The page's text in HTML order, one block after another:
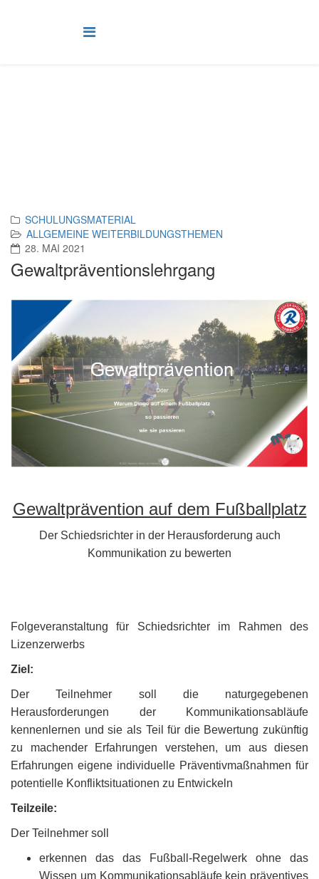
SCHULUNGSMATERIAL
ALLGEMEINE WEITERBILDUNGSTHEMEN
28. MAI 2021
Gewaltpräventionslehrgang
Gewaltprävention auf dem Fußballplatz
Der Schiedsrichter in der Herausforderung auch
Kommunikation zu bewerten
Folgeveranstaltung für Schiedsrichter im Rahmen des
Lizenzerwerbs
Ziel:
Der Teilnehmer soll die naturgegebenen
Herausforderungen der Kommunikationsabläufe
kennenlernen und sie als Teil für die Bewertung zukünftig
zu machender Erfahrungen verstehen, um aus diesen
Erfahrungen eigene individuelle Präventivmaßnahmen für
potentielle Konfliktsituationen zu Entwickeln
Teilzeile:
Der Teilnehmer soll
erkennen das das Fußball-Regelwerk ohne das
Wissen um Kommunikationsabläufe kein präventives